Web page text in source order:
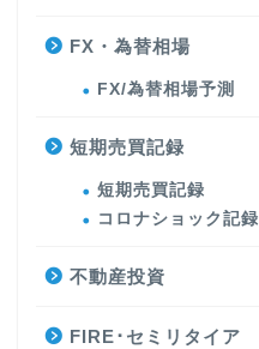
FX・為替相場
FX/為替相場予測
短期売買記録
短期売買記録
コロナショック記録
不動産投資
FIRE･セミリタイア